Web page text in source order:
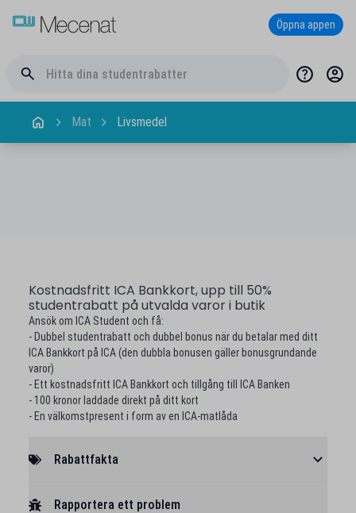
Öppna appen
Mat Livsmedel
Kostnadsfritt ICA Bankkort, upp till 50%
studentrabatt på utvalda varor i butik
Ansök om ICA Student och få:
- Dubbel studentrabatt och dubbel bonus när du betalar med ditt
ICA Bankkort på ICA (den dubbla bonusen gäller bonusgrundande
varor)
- Ett kostnadsfritt ICA Bankkort och tillgång till ICA Banken
- 100 kronor laddade direkt på ditt kort
- En välkomstpresent i form av en ICA-matlåda
Rabattfakta
Rapportera ett problem